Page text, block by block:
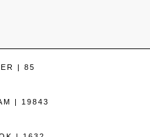
| 85
| 19843